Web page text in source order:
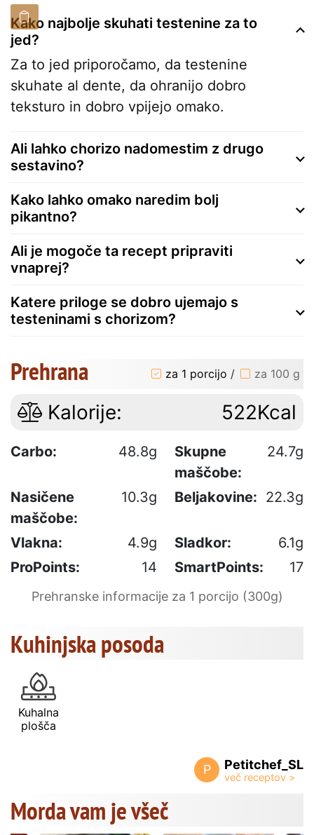
Kako najbolje skuhati testenine za to
jed?
Za to jed priporočamo, da testenine
skuhate al dente, da ohranijo dobro
teksturo in dobro vpijejo omako.
Ali lahko chorizo nadomestim z drugo
sestavino?
Kako lahko omako naredim bolj
pikantno?
Ali je mogoče ta recept pripraviti
vnaprej?
Katere priloge se dobro ujemajo s
testeninami s chorizom?
Prehrana za 1 porcijo / za 100 g
Kalorije: 522Kcal
Carbo: 48.8g
Skupne
maščobe:
24.7g
Nasičene
maščobe:
10.3g Beljakovine: 22.3g
Vlakna: 4.9g Sladkor:
6.1g
ProPoints:
14 SmartPoints: 17
Prehranske informacije za 1 porcijo (300g)
Kuhinjska posoda
Kuhalna
plošča
P Petitchef_SL
Morda vam je všeč